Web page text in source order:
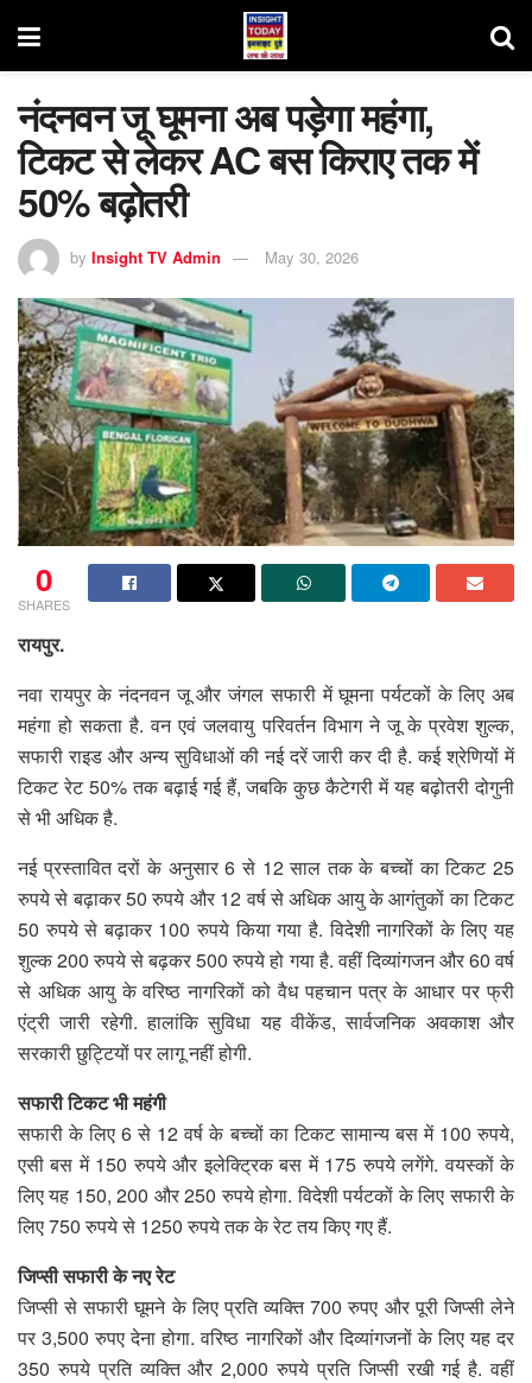
नंदनवन जू घूमना अब पड़ेगा महंगा,
टिकट से लेकर AC बस किराए तक में
50% बढ़ोतरी
by Insight TV Admin May 30, 2026
0
SHARES
रायपुर.
नवा रायपुर के नंदनवन जू और जंगल सफारी में घूमना पर्यटकों के लिए अब
महंगा हो सकता है. वन एवं जलवायु परिवर्तन विभाग ने जू के प्रवेश शुल्क,
सफारी राइड और अन्य सुविधाओं की नई दरें जारी कर दी है. कई श्रेणियों में
टिकट रेट 50% तक बढ़ाई गई हैं, जबकि कुछ कैटेगरी में यह बढ़ोतरी दोगुनी
से भी अधिक है.
नई प्रस्तावित दरों के अनुसार 6 से 12 साल तक के बच्चों का टिकट 25
रुपये से बढ़ाकर 50 रुपये और 12 वर्ष से अधिक आयु के आगंतुकों का टिकट
50 रुपये से बढ़ाकर 100 रुपये किया गया है. विदेशी नागरिकों के लिए यह
शुल्क 200 रुपये से बढ़कर 500 रुपये हो गया है. वहीं दिव्यांगजन और 60 वर्ष
से अधिक आयु के वरिष्ठ नागरिकों को वैध पहचान पत्र के आधार पर फ्री
एंट्री जारी रहेगी. हालांकि सुविधा यह वीकेंड, सार्वजनिक अवकाश और
सरकारी छुट्टियों पर लागू नहीं होगी.
सफारी टिकट भी महंगी
सफारी के लिए 6 से 12 वर्ष के बच्चों का टिकट सामान्य बस में 100 रुपये,
एसी बस में 150 रुपये और इलेक्ट्रिक बस में 175 रुपये लगेंगे. वयस्कों के
लिए यह 150, 200 और 250 रुपये होगा. विदेशी पर्यटकों के लिए सफारी के
लिए 750 रुपये से 1250 रुपये तक के रेट तय किए गए हैं.
जिप्सी सफारी के नए रेट
जिप्सी से सफारी घूमने के लिए प्रति व्यक्ति 700 रुपए और पूरी जिप्सी लेने
पर 3,500 रुपए देना होगा. वरिष्ठ नागरिकों और दिव्यांगजनों के लिए यह दर
350 रुपये प्रति व्यक्ति और 2,000 रुपये प्रति जिप्सी रखी गई है. वहीं